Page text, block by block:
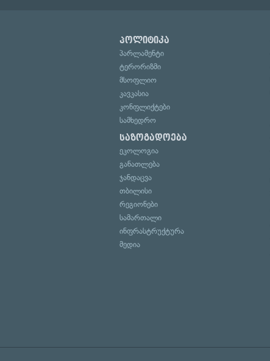
პოლიტიკა
პარლამენტი
ტერორიზმი
მსოფლიო
კავკასია
კონფლიქტები
სამხედრო
საზოგადოება
ეკოლოგია
განათლება
ჯანდაცვა
თბილისი
რეგიონები
სამართალი
ინფრასტრუქტურა
მედია